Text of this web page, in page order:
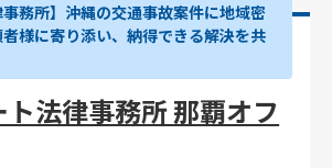
事務所】沖縄の交通事故案件に地域密
様に寄り添い、納得できる解決を共
法律事務所 那覇オフ